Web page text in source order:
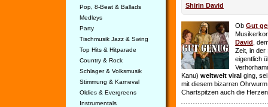
Pop, 8-Beat & Ballads
Medleys
Party
Tischmusik Jazz & Swing
Top Hits & Hitparade
Country & Rock
Schlager & Volksmusik
Stimmung & Karneval
Oldies & Evergreens
Instrumentals
Shirin David
Ob Gut
David ,
Zeit, in der
eigentlich
Kanu) weltweit viral ging,
mit diesem bizarren
Chartspitzen auch die